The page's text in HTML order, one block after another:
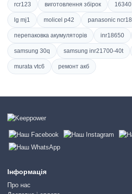
rcr123 виготовлення збірок 16340
lg mj1 molicel p42 panasonic
перепаковка акумуляторів inr18650
samsung 30q samsung inr21700-40t
murata vtc6 ремонт акб
Інформація
Про нас